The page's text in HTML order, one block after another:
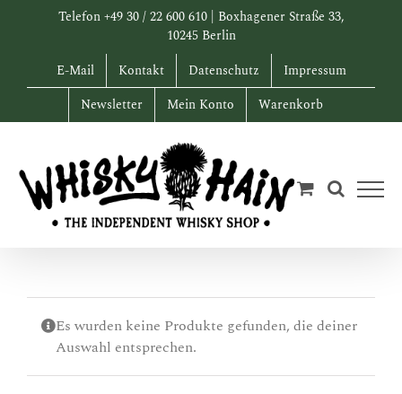
Telefon +49 30 / 22 600 610 | Boxhagener Straße 33,
10245 Berlin
E-Mail
Kontakt Datenschutz
Impressum
Newsletter
Mein Konto Warenkorb
Es wurden keine Produkte gefunden, die deiner
Auswahl entsprechen.